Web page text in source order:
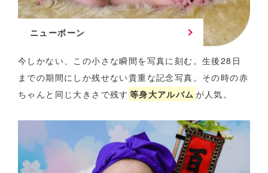
ニューボーン
今しかない、この小さな瞬間を写真に刻む。 生後28日
までの期間にしか残せない貴重な記念写真。 その時の赤
ちゃんと同じ大きさで残す 等身大アルバム が人気。